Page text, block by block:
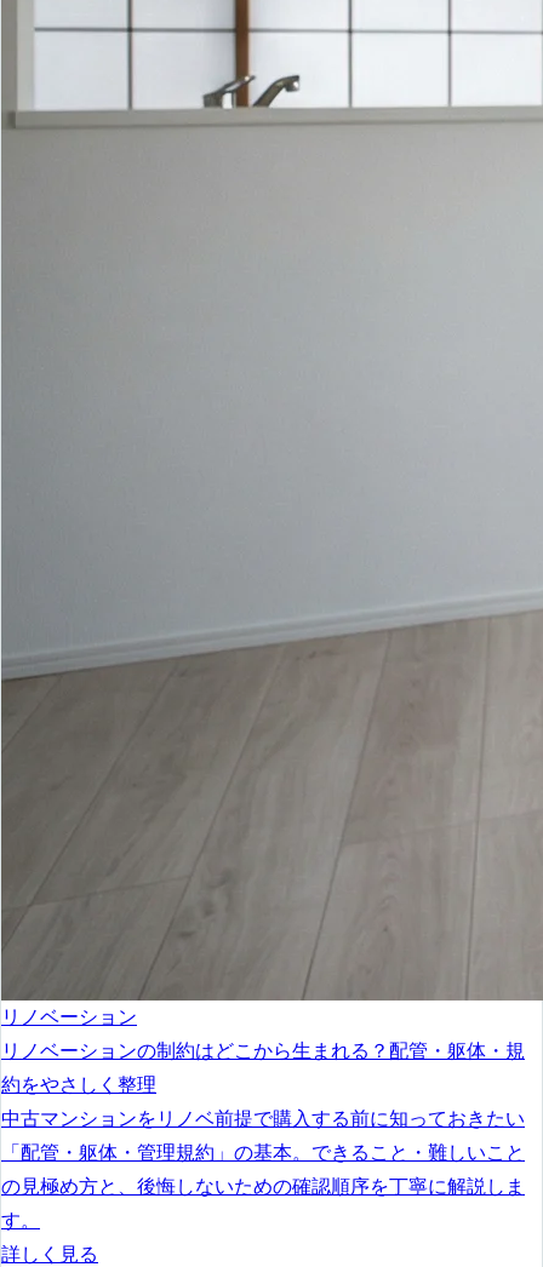
リノベーション
リノベーションの制約はどこから生まれる？配管・躯体・規
約をやさしく整理
中古マンションをリノベ前提で購入する前に知っておきたい
「配管・躯体・管理規約」の基本。できること・難しいこと
の見極め方と、後悔しないための確認順序を丁寧に解説しま
す。
詳しく見る